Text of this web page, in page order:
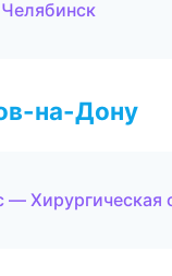
на-Дону
— Хирургическая